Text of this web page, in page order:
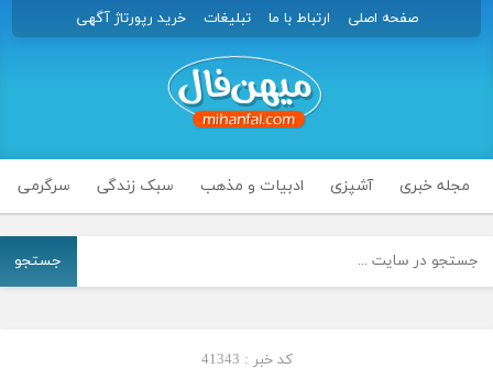
صفحه اصلی ارتباط با ما تبلیغات خرید رپورتاژ آگهی
مجله خبری آشپزی ادبیات و مذهب سبک زندگی سرگرمی
جستجو
کد خبر : 41343